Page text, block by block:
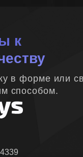
к
в форме или
способом.